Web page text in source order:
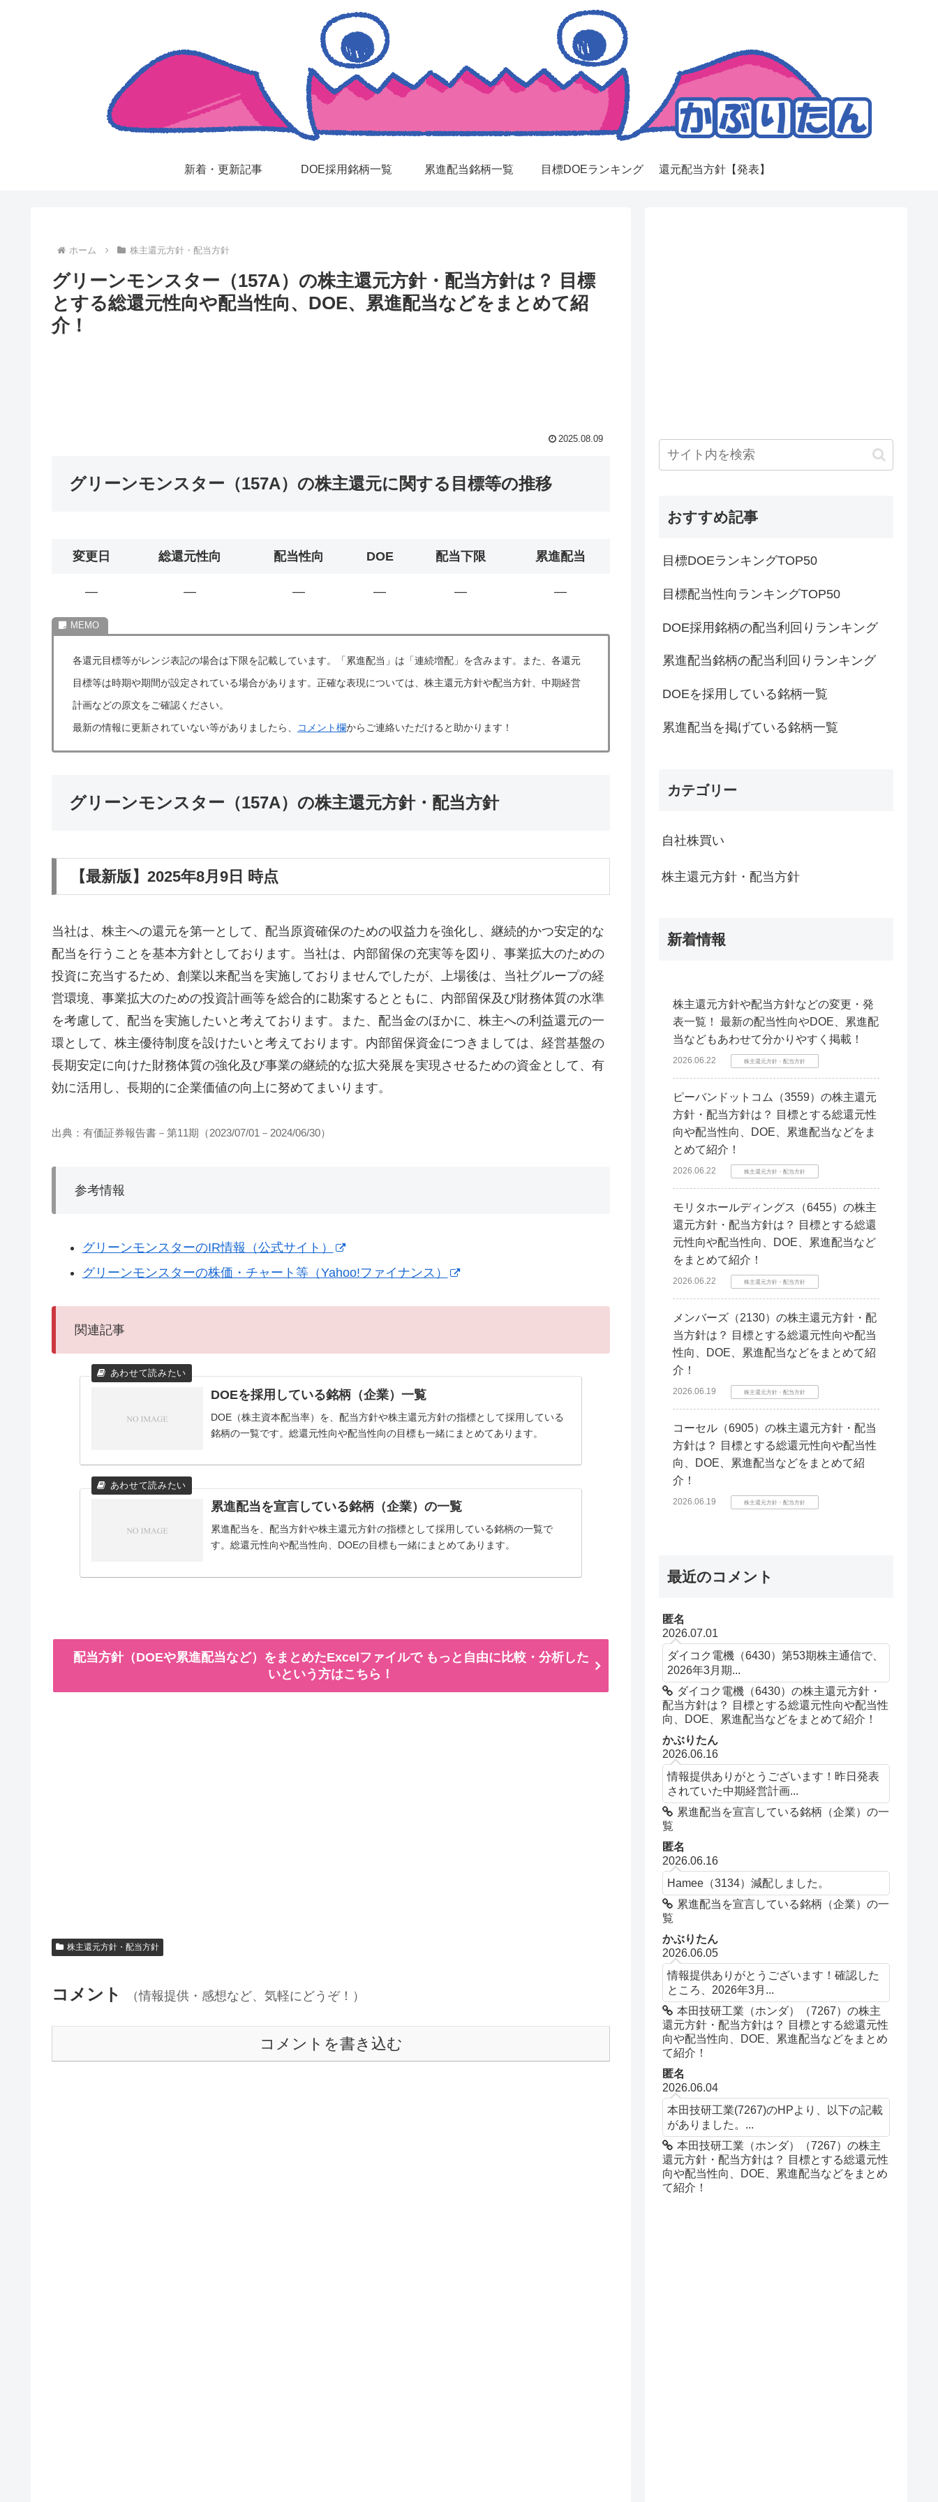
新着・更新記事 DOE採用銘柄一覧 累進配当銘柄一覧 目標DOEランキング 還元配当方針【発表】
ホーム 株主還元方針・配当方針
グリーンモンスター（157A）の株主還元方針・配当方針は？ 目標
とする総還元性向や配当性向、DOE、累進配当などをまとめて紹
介！
2025.08.09
グリーンモンスター（157A）の株主還元に関する目標等の推移
変更日 総還元性向 配当性向 DOE 配当下限 累進配当
― ― ― ― ― ―
各還元目標等がレンジ表記の場合は下限を記載しています。「累進配当」は「連続増配」を含みます。また、各還元
目標等は時期や期間が設定されている場合があります。正確な表現については、株主還元方針や配当方針、中期経営
計画などの原文をご確認ください。
最新の情報に更新されていない等がありましたら、
コメント欄からご連絡いただけると助かります！
グリーンモンスター（157A）の株主還元方針・配当方針
【最新版】2025年8月9日 時点
当社は、株主への還元を第一として、配当原資確保のための収益力を強化し、継続的かつ安定的な
配当を行うことを基本方針としております。当社は、内部留保の充実等を図り、事業拡大のための
投資に充当するため、創業以来配当を実施しておりませんでしたが、上場後は、当社グループの経
営環境、事業拡大のための投資計画等を総合的に勘案するとともに、内部留保及び財務体質の水準
を考慮して、配当を実施したいと考えております。また、配当金のほかに、株主への利益還元の一
環として、株主優待制度を設けたいと考えております。内部留保資金につきましては、経営基盤の
長期安定に向けた財務体質の強化及び事業の継続的な拡大発展を実現させるための資金として、有
効に活用し、長期的に企業価値の向上に努めてまいります。
出典：有価証券報告書－第11期（2023/07/01－2024/06/30）
参考情報
グリーンモンスターのIR情報（公式サイト）
グリーンモンスターの株価・チャート等（Yahoo!ファイナンス）
関連記事
DOEを採用している銘柄（企業）一覧
DOE（株主資本配当率）を、配当方針や株主還元方針の指標として採用している
銘柄の一覧です。総還元性向や配当性向の目標も一緒にまとめてあります。
累進配当を宣言している銘柄（企業）の一覧
累進配当を、配当方針や株主還元方針の指標として採用している銘柄の一覧で
す。総還元性向や配当性向、DOEの目標も一緒にまとめてあります。
配当方針（DOEや累進配当など）をまとめたExcelファイルで もっと自由に比較・分析した
いという方はこちら！
株主還元方針・配当方針
コメント （情報提供・感想など、気軽にどうぞ！）
コメントを書き込む
おすすめ記事
目標DOEランキングTOP50
目標配当性向ランキングTOP50
DOE採用銘柄の配当利回りランキング
累進配当銘柄の配当利回りランキング
DOEを採用している銘柄一覧
累進配当を掲げている銘柄一覧
カテゴリー
自社株買い
株主還元方針・配当方針
新着情報
株主還元方針や配当方針などの変更・発
表一覧！ 最新の配当性向やDOE、累進配
当などもあわせて分かりやすく掲載！
2026.06.22 株主還元方針・配当方針
ピーバンドットコム（3559）の株主還元
方針・配当方針は？ 目標とする総還元性
向や配当性向、DOE、累進配当などをま
とめて紹介！
2026.06.22 株主還元方針・配当方針
モリタホールディングス（6455）の株主
還元方針・配当方針は？ 目標とする総還
元性向や配当性向、DOE、累進配当など
をまとめて紹介！
2026.06.22 株主還元方針・配当方針
メンバーズ（2130）の株主還元方針・配
当方針は？ 目標とする総還元性向や配当
性向、DOE、累進配当などをまとめて紹
介！
2026.06.19 株主還元方針・配当方針
コーセル（6905）の株主還元方針・配当
方針は？ 目標とする総還元性向や配当性
向、DOE、累進配当などをまとめて紹
介！
2026.06.19 株主還元方針・配当方針
最近のコメント
匿名
2026.07.01
ダイコク電機（6430）第53期株主通信で、
2026年3月期...
ダイコク電機（6430）の株主還元方針・
配当方針は？ 目標とする総還元性向や配当性
向、DOE、累進配当などをまとめて紹介！
かぶりたん
2026.06.16
情報提供ありがとうございます！昨日発表
されていた中期経営計画...
累進配当を宣言している銘柄（企業）の一
覧
匿名
2026.06.16
Hamee（3134）減配しました。
累進配当を宣言している銘柄（企業）の一
覧
かぶりたん
2026.06.05
情報提供ありがとうございます！確認した
ところ、2026年3月...
本田技研工業（ホンダ）（7267）の株主
還元方針・配当方針は？ 目標とする総還元性
向や配当性向、DOE、累進配当などをまとめ
て紹介！
匿名
2026.06.04
本田技研工業(7267)のHPより、以下の記載
がありました。...
本田技研工業（ホンダ）（7267）の株主
還元方針・配当方針は？ 目標とする総還元性
向や配当性向、DOE、累進配当などをまとめ
て紹介！